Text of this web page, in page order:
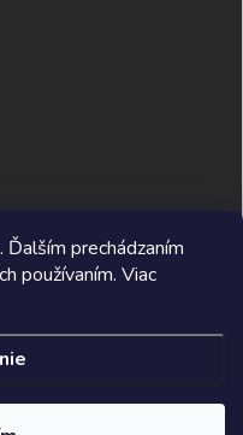
prechádzaním
používaním. Viac